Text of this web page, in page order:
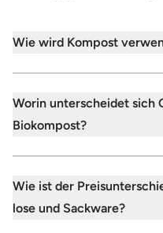
Wie wird Kompost
Worin unterscheidet sich
Biokompost?
Wie ist der
lose und Sackware?